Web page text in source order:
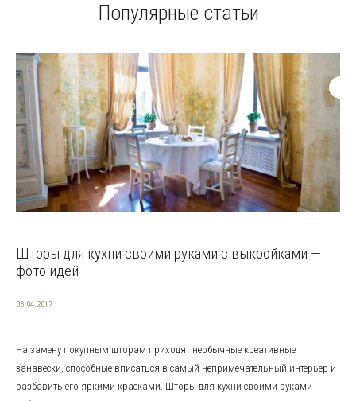
Популярные статьи
Шторы для кухни своими руками с выкройками —
фото идей
03.04.2017
На замену покупным шторам приходят необычные креативные
занавески, способные вписаться в самый непримечательный интерьер и
разбавить его яркими красками. Шторы для кухни своими руками